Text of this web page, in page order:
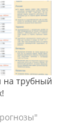
на трубный